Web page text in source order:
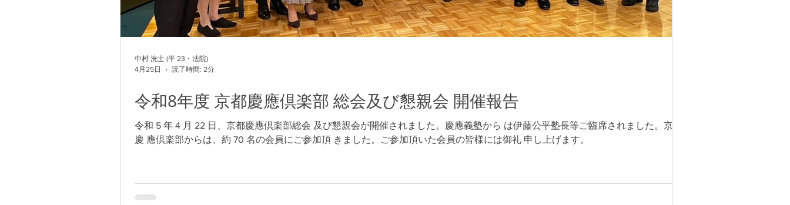
令和8年度 京都慶應倶楽部 総会及び懇親会 開催報告
令和 5 年 4 月 22 日、京都慶應倶楽部総会 及び懇親会が開催されました。慶應義塾から は伊藤公平塾長等ご臨席されました。京都
慶 應倶楽部からは、約 70 名の会員にご参加頂 きました。ご参加頂いた会員の皆様には御礼 申し上げます。
中村 洸士 (平 23・法院)
4月25日
読了時間: 2分